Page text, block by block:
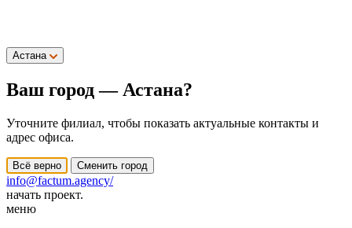
Астана
Ваш город — Астана?
Уточните филиал, чтобы показать актуальные контакты и
адрес офиса.
Всё верно Сменить город
info@factum.agency/
начать проект.
меню